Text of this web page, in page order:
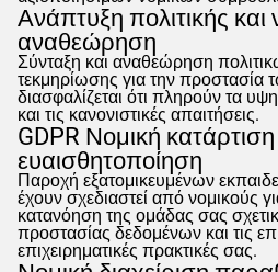
Ανάπτυξη πολιτικής και
αναθεώρηση
Σύνταξη και αναθεώρηση
τεκμηρίωσης για την προστασία
διασφαλίζεται ότι πληρούν τα
και τις κανονιστικές απαιτήσεις.
GDPR Νομική κατάρτιση
ευαισθητοποίηση
Παροχή εξατομικευμένων
έχουν σχεδιαστεί από νομικούς
κατανόηση της ομάδας σας
προστασίας δεδομένων και τις
επιχειρηματικές πρακτικές σας.